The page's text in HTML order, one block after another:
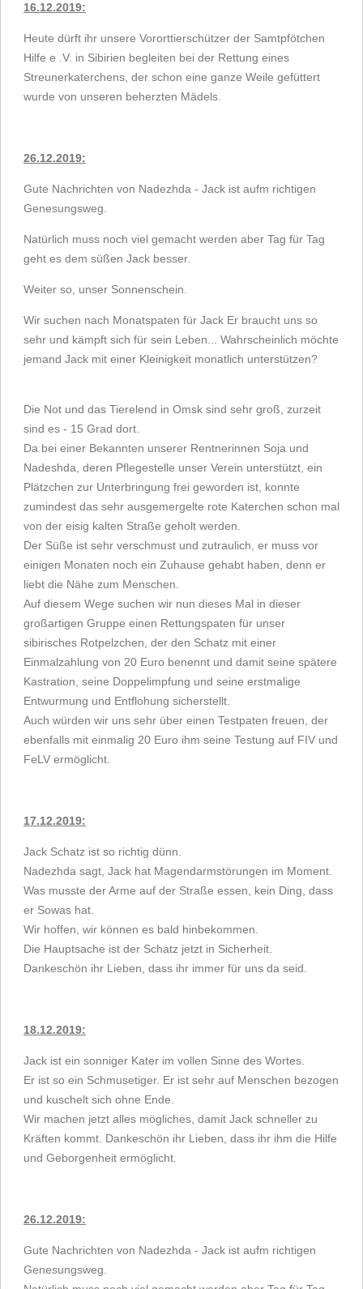
16.12.2019:
Heute dürft ihr unsere Vororttierschützer der Samtpfötchen
Hilfe e .V. in Sibirien begleiten bei der Rettung eines
Streunerkaterchens, der schon eine ganze Weile gefüttert
wurde von unseren beherzten Mädels.
26.12.2019:
Gute Nachrichten von Nadezhda - Jack ist aufm richtigen
Genesungsweg.
Natürlich muss noch viel gemacht werden aber Tag für Tag
geht es dem süßen Jack besser.
Weiter so, unser Sonnenschein.
Wir suchen nach Monatspaten für Jack Er braucht uns so
sehr und kämpft sich für sein Leben... Wahrscheinlich möchte
jemand Jack mit einer Kleinigkeit monatlich unterstützen?
Die Not und das Tierelend in Omsk sind sehr groß, zurzeit
sind es - 15 Grad dort.
Da bei einer Bekannten unserer Rentnerinnen Soja und
Nadeshda, deren Pflegestelle unser Verein unterstützt, ein
Plätzchen zur Unterbringung frei geworden ist, konnte
zumindest das sehr ausgemergelte rote Katerchen schon mal
von der eisig kalten Straße geholt werden.
Der Süße ist sehr verschmust und zutraulich, er muss vor
einigen Monaten noch ein Zuhause gehabt haben, denn er
liebt die Nähe zum Menschen.
Auf diesem Wege suchen wir nun dieses Mal in dieser
großartigen Gruppe einen Rettungspaten für unser
sibirisches Rotpelzchen, der den Schatz mit einer
Einmalzahlung von 20 Euro benennt und damit seine spätere
Kastration, seine Doppelimpfung und seine erstmalige
Entwurmung und Entflohung sicherstellt.
Auch würden wir uns sehr über einen Testpaten freuen, der
ebenfalls mit einmalig 20 Euro ihm seine Testung auf FIV und
FeLV ermöglicht.
17.12.2019:
Jack Schatz ist so richtig dünn.
Nadezhda sagt, Jack hat Magendarmstörungen im Moment.
Was musste der Arme auf der Straße essen, kein Ding, dass
er Sowas hat.
Wir hoffen, wir können es bald hinbekommen.
Die Hauptsache ist der Schatz jetzt in Sicherheit.
Dankeschön ihr Lieben, dass ihr immer für uns da seid.
18.12.2019:
Jack ist ein sonniger Kater im vollen Sinne des Wortes.
Er ist so ein Schmusetiger. Er ist sehr auf Menschen bezogen
und kuschelt sich ohne Ende.
Wir machen jetzt alles mögliches, damit Jack schneller zu
Kräften kommt. Dankeschön ihr Lieben, dass ihr ihm die Hilfe
und Geborgenheit ermöglicht.
26.12.2019:
Gute Nachrichten von Nadezhda - Jack ist aufm richtigen
Genesungsweg.